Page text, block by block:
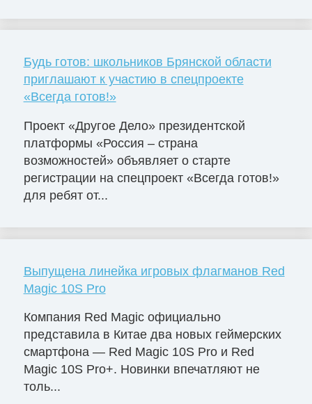
Будь готов: школьников Брянской области
приглашают к участию в спецпроекте
«Всегда готов!»
Проект «Другое Дело» президентской
платформы «Россия – страна
возможностей» объявляет о старте
регистрации на спецпроект «Всегда готов!»
для ребят от...
Выпущена линейка игровых флагманов Red
Magic 10S Pro
Компания Red Magic официально
представила в Китае два новых геймерских
смартфона — Red Magic 10S Pro и Red
Magic 10S Pro+. Новинки впечатляют не
толь...